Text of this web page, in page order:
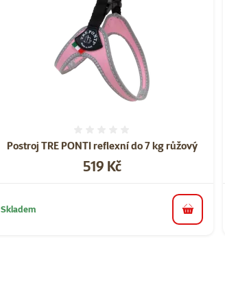
Postroj TRE PONTI reflexní do 7 kg růžový
Cena
519 Kč
Skladem do košíku